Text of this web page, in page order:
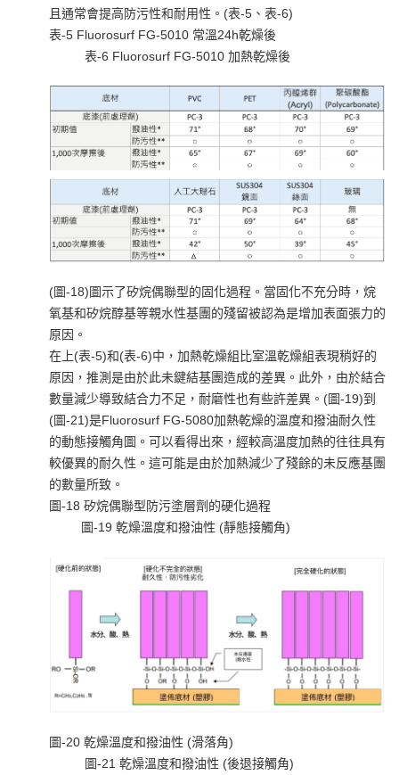
且通常會提高防污性和耐用性。(表-5、表-6)
表-5 Fluorosurf FG-5010 常溫24h乾燥後
表-6 Fluorosurf FG-5010 加熱乾燥後
(圖-18)圖示了矽烷偶聯型的固化過程。當固化不充分時，烷
氧基和矽烷醇基等親水性基團的殘留被認為是增加表面張力的
原因。
在上(表-5)和(表-6)中，加熱乾燥組比室溫乾燥組表現稍好的
原因，推測是由於此未鍵結基團造成的差異。此外，由於結合
數量減少導致結合力不足，耐磨性也有些許差異。(圖-19)到
(圖-21)是Fluorosurf FG-5080加熱乾燥的溫度和撥油耐久性
的動態接觸角圖。可以看得出來，經較高溫度加熱的往往具有
較優異的耐久性。這可能是由於加熱減少了殘餘的未反應基團
的數量所致。
圖-18 矽烷偶聯型防污塗層劑的硬化過程
圖-19 乾燥溫度和撥油性 (靜態接觸角)
圖-20 乾燥溫度和撥油性 (滑落角)
圖-21 乾燥溫度和撥油性 (後退接觸角)